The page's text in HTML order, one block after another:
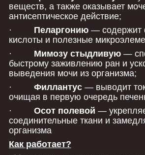
веществ, а также оказывает
антисептическое действие;
· Пеларгонию — содержит
кислоты и полезные
· Мимозу стыдливую —
быстрому заживлению ран и
выведения мочи из организма;
· Филлантус — выводит
очищая в первую очередь
· Осот полевой —
соединительные ткани и
организма
Как работает?